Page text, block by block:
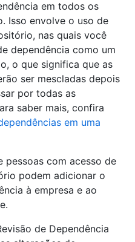
em todos os
Isso envolve o uso de
nas quais você
dependência como um
o que significa que as
ser mescladas depois
por todas as
saber mais, confira
em uma
pessoas com acesso de
podem adicionar o
à empresa e ao
de Dependência